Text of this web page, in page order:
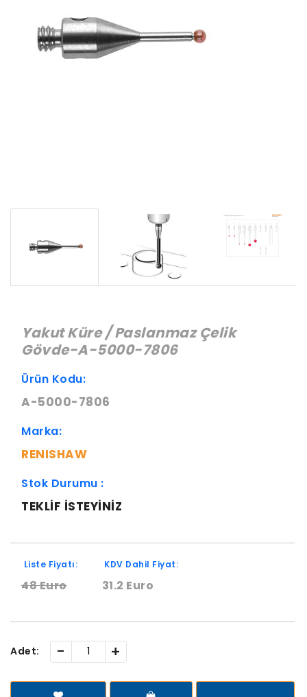
Yakut Küre / Paslanmaz Çelik
Gövde-A-5000-7806
Ürün Kodu:
A-5000-7806
Marka:
RENISHAW
Stok Durumu :
TEKLIF ISTEYINIZ
Liste Fiyatı:
48 Euro
KDV Dahil Fiyat:
31.2 Euro
Adet: - +